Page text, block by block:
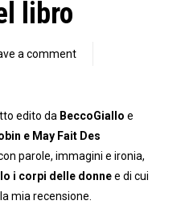
libro
a comment
edito da BeccoGiallo e
e May Fait Des
parole, immagini e ironia,
i corpi delle donnee di cui
mia recensione.